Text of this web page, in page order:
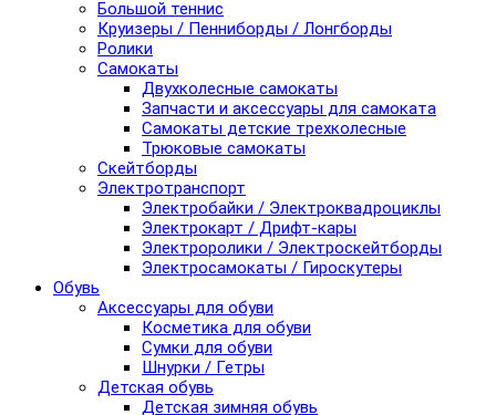
Большой теннис
Круизеры / Пенниборды / Лонгборды
Ролики
Самокаты
Двухколесные самокаты
Запчасти и аксессуары для самоката
Самокаты детские трехколесные
Трюковые самокаты
Скейтборды
Электротранспорт
Электробайки / Электроквадроциклы
Электрокарт / Дрифт-кары
Электроролики / Электроскейтборды
Электросамокаты / Гироскутеры
Обувь
Аксессуары для обуви
Косметика для обуви
Сумки для обуви
Шнурки / Гетры
Детская обувь
Детская зимняя обувь